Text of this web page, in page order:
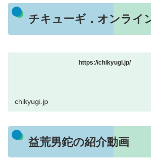
チキューギ．オンライ
https://chikyugi.jp/
chikyugi.jp
益荒男鉈の紹介動画